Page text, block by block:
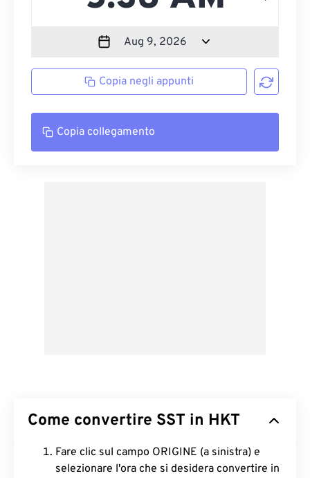
Copia negli appunti
Copia collegamento
Come convertire SST in HKT
Fare clic sul campo ORIGINE (a sinistra) e
selezionare l'ora che si desidera convertire in